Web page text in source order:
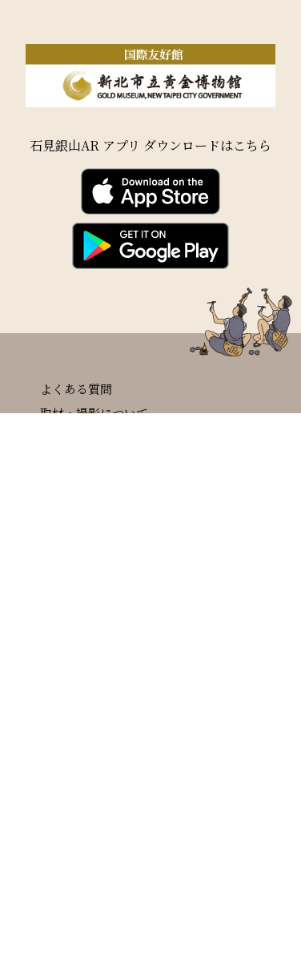
石見銀山AR アプリ ダウンロードはこちら
よくある質問
取材・撮影について